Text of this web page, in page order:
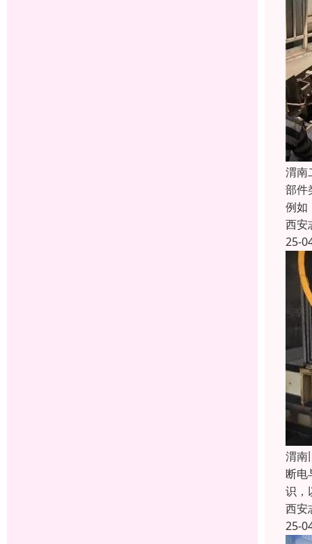
渭南
部件
例如
西安
25-
渭南
断电
识，
西安
25-